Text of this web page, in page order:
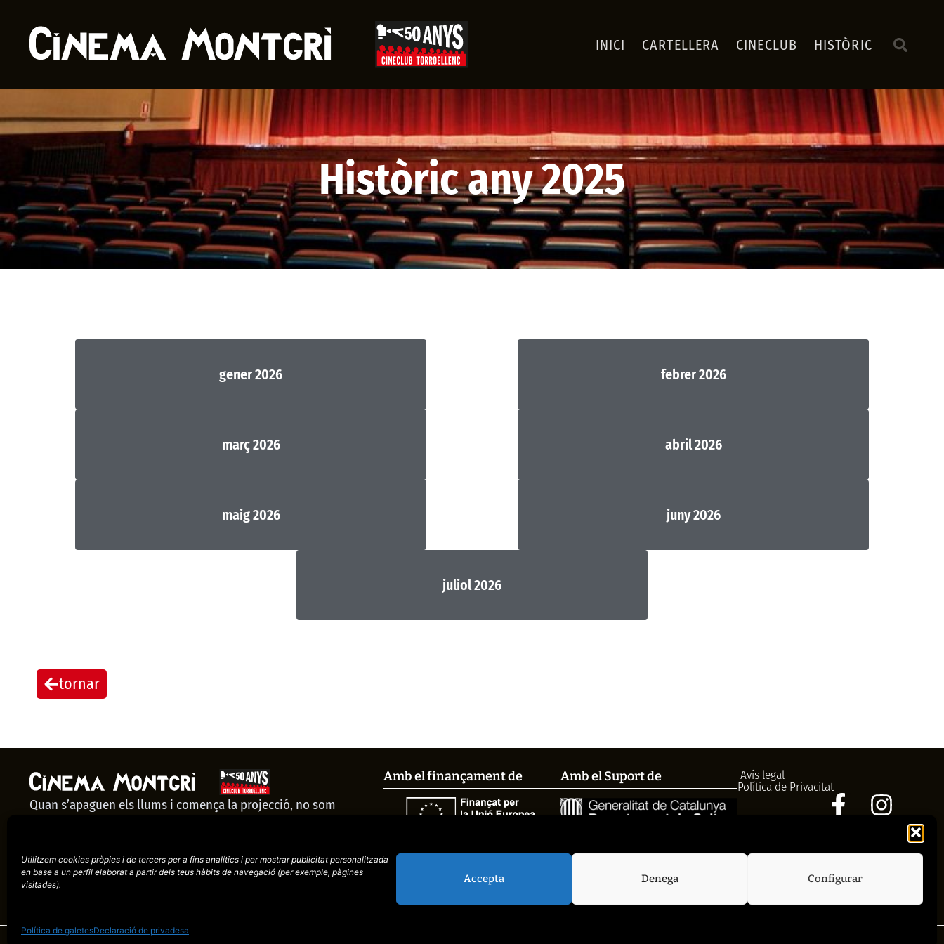
Utilitzem cookies pròpies i de tercers per a fins analítics i per mostrar publicitatpersonalitzada
en base a un perfil elaborat a partir dels teus hàbits de navegació (perexemple, pàgines
visitades).
Accepta Denega Configurar
Política de galetesDeclaració de privadesa
INICI CARTELLERA CINECLUB HISTÒRIC
Històric any 2025
gener 2026 febrer 2026
març 2026 abril 2026
maig 2026 juny 2026
juliol 2026
tornar
Quan s’apaguen els llums i comença la projecció, no som
viure junts.CADA SESSIÓ ÉS POSSIBLE GRÀCIES A TU.
CUIDEM EL NOSTRE CINEMA. FEM-LO
Amb el finançament de Amb el Suport de
Avís legal
Política de Privacitat
cctorroellenc@gmail.com